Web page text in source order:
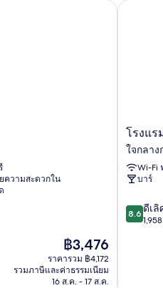
ความสะดวกใน
ราคา
ปัจจุบัน
คือ
฿3,476
฿3,476
ราคารวม ฿4,172
รวมภาษีและค่าธรรมเนียม
16 ส.ค. - 17 ส.ค.
โรงแรม
ทา
วิ
สต็
อก
กรุง
ลอนดอน
โรงแ
ใจกลา
Wi-Fi
บาร์
8.6
จาก
8.6 ดีเลิ
โรงแรม